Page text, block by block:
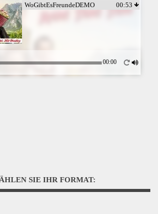
WoGibtEsFreundeDEMO 00:53
00:00
SIE IHR FORMAT: